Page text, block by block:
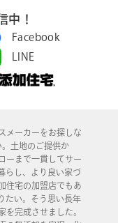
中！
Facebook
LINE
メーカーをお探しな
。土地のご提供か
ーまで一貫してサー
らし、より良い家づ
住宅の加盟店でもあ
たい。そう思い長年
を完成させました。